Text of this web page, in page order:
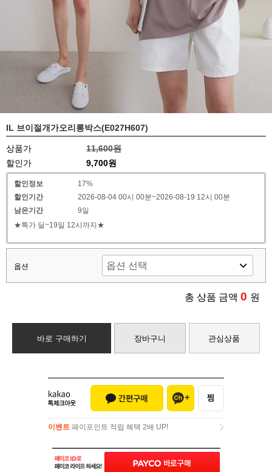
IL 브이절개가오리롱박스(E027H607)
상품가
11,600원
할인가
9,700원
할인정보
17%
할인기간
2026-08-04 00시 00분~2026-08-19 12시 00분
남은기간
9일
★특가 딜~19일 12시까지★
옵션
총 상품 금액 0 원
바로 구매하기 장바구니 관심상품
이벤트 페이포인트 적립 혜택 2배 UP!